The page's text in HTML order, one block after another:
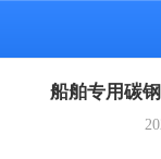
船舶专用碳